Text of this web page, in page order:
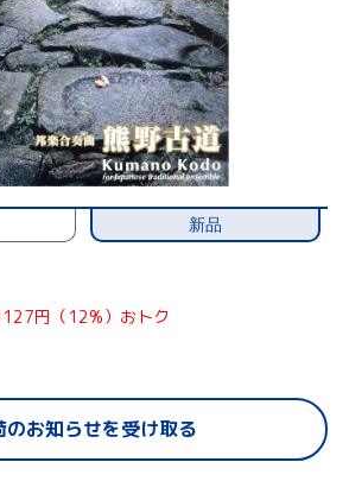
新品
円（12%）おトク
のお知らせを受け取る